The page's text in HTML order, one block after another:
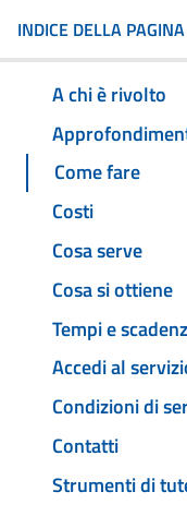
INDICE DELLA PAGINA
A chi è rivolto
Come fare
Costi
Cosa serve
Cosa si ottiene
Tempi e
Accedi al
Condizioni di
Contatti
Strumenti di